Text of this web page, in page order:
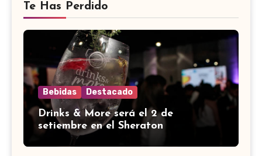
Te Has Perdido
Bebidas Destacado
Drinks & More será el 2 de
setiembre en el Sheraton